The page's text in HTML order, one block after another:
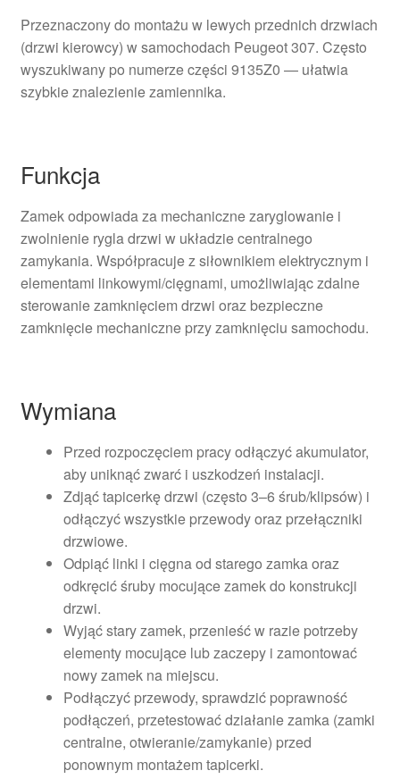
Przeznaczony do montażu w lewych przednich drzwiach
(drzwi kierowcy) w samochodach Peugeot 307. Często
wyszukiwany po numerze części 9135Z0 — ułatwia
szybkie znalezienie zamiennika.
Funkcja
Zamek odpowiada za mechaniczne zaryglowanie i
zwolnienie rygla drzwi w układzie centralnego
zamykania. Współpracuje z siłownikiem elektrycznym i
elementami linkowymi/cięgnami, umożliwiając zdalne
sterowanie zamknięciem drzwi oraz bezpieczne
zamknięcie mechaniczne przy zamknięciu samochodu.
Wymiana
Przed rozpoczęciem pracy odłączyć akumulator,
aby uniknąć zwarć i uszkodzeń instalacji.
Zdjąć tapicerkę drzwi (często 3–6 śrub/klipsów) i
odłączyć wszystkie przewody oraz przełączniki
drzwiowe.
Odpiąć linki i cięgna od starego zamka oraz
odkręcić śruby mocujące zamek do konstrukcji
drzwi.
Wyjąć stary zamek, przenieść w razie potrzeby
elementy mocujące lub zaczepy i zamontować
nowy zamek na miejscu.
Podłączyć przewody, sprawdzić poprawność
podłączeń, przetestować działanie zamka (zamki
centralne, otwieranie/zamykanie) przed
ponownym montażem tapicerki.